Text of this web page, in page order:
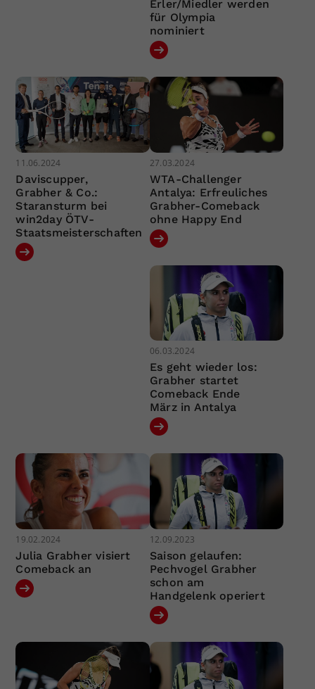
Erler/Miedler werden
für Olympia
nominiert
11.06.2024
Daviscupper,
Grabher & Co.:
Staransturm bei
win2day ÖTV-
Staatsmeisterschaften
27.03.2024
WTA-Challenger
Antalya: Erfreuliches
Grabher-Comeback
ohne Happy End
06.03.2024
Es geht wieder los:
Grabher startet
Comeback Ende
März in Antalya
19.02.2024
Julia Grabher visiert
Comeback an
12.09.2023
Saison gelaufen:
Pechvogel Grabher
schon am
Handgelenk operiert